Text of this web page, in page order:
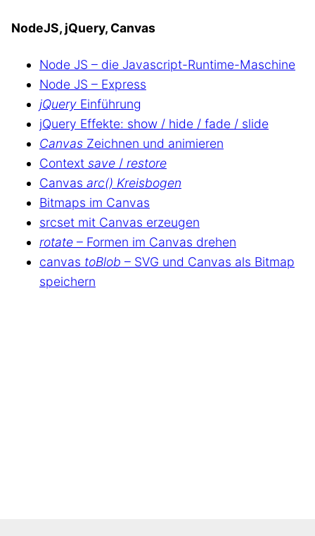
NodeJS, jQuery, Canvas
Node JS – die Javascript-Runtime-Maschine
Node JS – Express
jQuery Einführung
jQuery Effekte: show / hide / fade / slide
Canvas Zeichnen und animieren
Context save / restore
Canvas arc() Kreisbogen
Bitmaps im Canvas
srcset mit Canvas erzeugen
rotate – Formen im Canvas drehen
canvas toBlob – SVG und Canvas als Bitmap
speichern